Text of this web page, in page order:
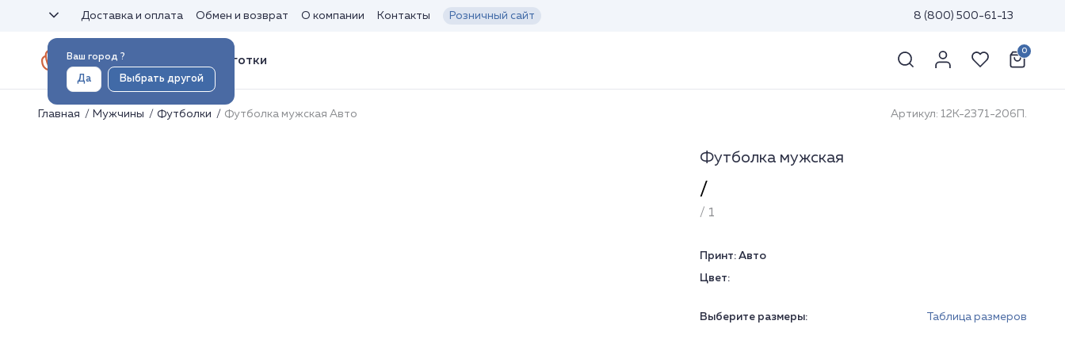
Ваш город ?
Да Выбрать другой
Доставка и оплата Обмен и возврат О компании Контакты Розничный сайт 8 (800) 500-61-13
Носки и колготки
0
Главная Мужчины Футболки Футболка мужская Авто Артикул: 12К-2371-206П.
Футболка мужская
/
/ 1
Принт:Авто
Цвет:
Выберите размеры: Таблица размеров